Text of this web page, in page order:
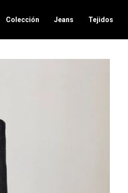
Colección Jeans Tejidos